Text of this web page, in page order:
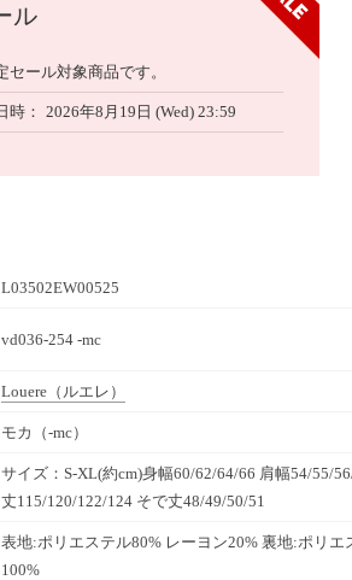
ル
セール対象商品です。
時 2026年8月19日 (Wed) 23:59
L03502EW00525
vd036-254 -mc
Louere （ルエレ）
モカ（-mc）
サイズ：S-XL(約cm)身幅60/62/64/66 肩幅54/55/
丈115/120/122/124 そで丈48/49/50/51
表地:ポリエステル80% レーヨン20% 裏地:ポリエ
100%